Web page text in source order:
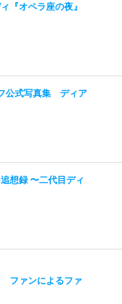
『オペラ座の夜』
公式写真集 ディア
想録 〜二代目ディ
ファンによるファ